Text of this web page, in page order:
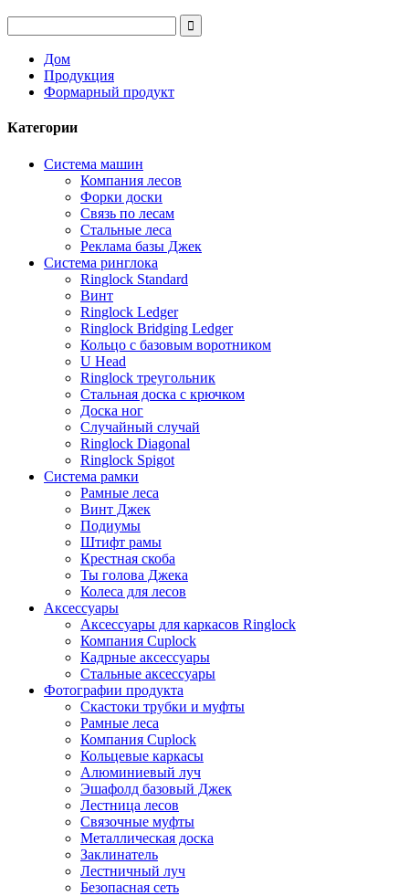
Дом
Продукция
Формарный продукт
Категории
Система машин
Компания лесов
Форки доски
Связь по лесам
Стальные леса
Реклама базы Джек
Система ринглока
Ringlock Standard
Винт
Ringlock Ledger
Ringlock Bridging Ledger
Кольцо с базовым воротником
U Head
Ringlock треугольник
Стальная доска с крючком
Доска ног
Случайный случай
Ringlock Diagonal
Ringlock Spigot
Система рамки
Рамные леса
Винт Джек
Подиумы
Штифт рамы
Крестная скоба
Ты голова Джека
Колеса для лесов
Аксессуары
Аксессуары для каркасов Ringlock
Компания Cuplock
Кадрные аксессуары
Стальные аксессуары
Фотографии продукта
Скастоки трубки и муфты
Рамные леса
Компания Cuplock
Кольцевые каркасы
Алюминиевый луч
Эшафолд базовый Джек
Лестница лесов
Связочные муфты
Металлическая доска
Заклинатель
Лестничный луч
Безопасная сеть